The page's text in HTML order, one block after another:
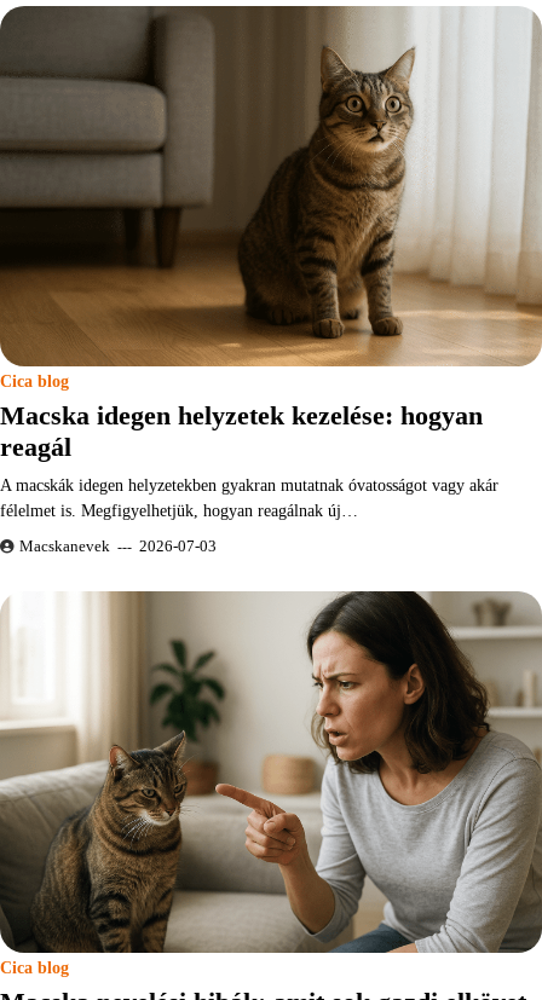
Cica blog
Macska idegen helyzetek kezelése: hogyan
reagál
A macskák idegen helyzetekben gyakran mutatnak óvatosságot vagy akár
félelmet is. Megfigyelhetjük, hogyan reagálnak új…
Macskanevek 2026-07-03
Cica blog